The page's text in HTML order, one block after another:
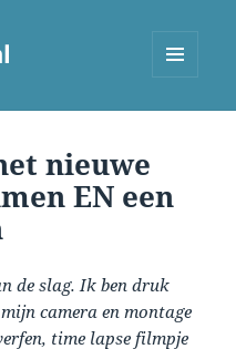
nieuwe
EN een
de slag. Ik ben druk
camera en montage
time lapse filmpje